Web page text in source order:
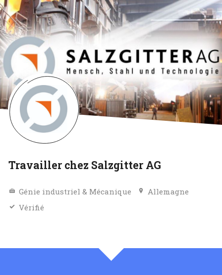
Travailler chez Salzgitter AG
Génie industriel & Mécanique
Allemagne
Vérifié